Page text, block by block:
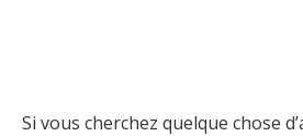
Si vous cherchez quelque chose